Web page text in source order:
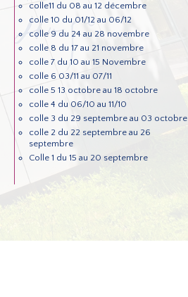
colle11 du 08 au 12 décembre
colle 10 du 01/12 au 06/12
colle 9 du 24 au 28 novembre
colle 8 du 17 au 21 novembre
colle 7 du 10 au 15 Novembre
colle 6 03/11 au 07/11
colle 5 13 octobre au 18 octobre
colle 4 du 06/10 au 11/10
colle 3 du 29 septembre au 03 octobre
colle 2 du 22 septembre au 26
septembre
Colle 1 du 15 au 20 septembre